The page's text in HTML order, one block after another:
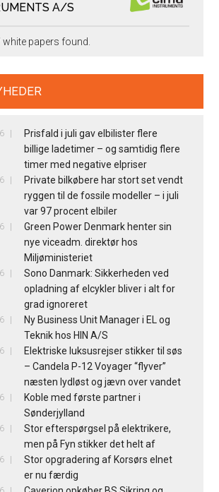
A/S
papers found.
Prisfald i juli gav elbilister flere
billige ladetimer – og samtidig flere
timer med negative elpriser
Private bilkøbere har stort set vendt
ryggen til de fossile modeller – i juli
var 97 procent elbiler
Green Power Denmark henter sin
nye viceadm. direktør hos
Miljøministeriet
Sono Danmark: Sikkerheden ved
opladning af elcykler bliver i alt for
grad ignoreret
Ny Business Unit Manager i EL og
Teknik hos HIN A/S
Elektriske luksusrejser stikker til søs
– Candela P-12 Voyager “flyver”
næsten lydløst og jævn over vandet
Koble med første partner i
Sønderjylland
Stor efterspørgsel på elektrikere,
men på Fyn stikker det helt af
Stor opgradering af Korsørs elnet
er nu færdig